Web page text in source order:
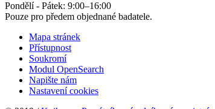
Pondělí - Pátek: 9:00–16:00
Pouze pro předem objednané badatele.
Mapa stránek
Přístupnost
Soukromí
Modul OpenSearch
Napište nám
Nastavení cookies